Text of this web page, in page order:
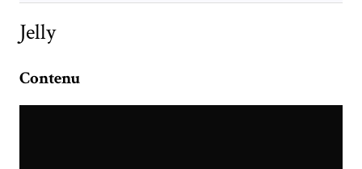
Jelly
Contenu